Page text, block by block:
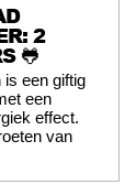
2
🐸
is een giftig
een
effect.
van